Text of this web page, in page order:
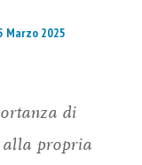
Marzo 2025
di
alla propria